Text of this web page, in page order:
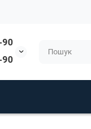
90
90